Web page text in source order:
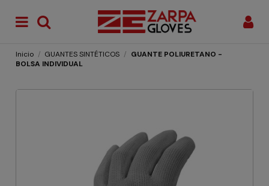
Inicio GUANTES SINTÉTICOS
GUANTE POLIURETANO -
BOLSA INDIVIDUAL